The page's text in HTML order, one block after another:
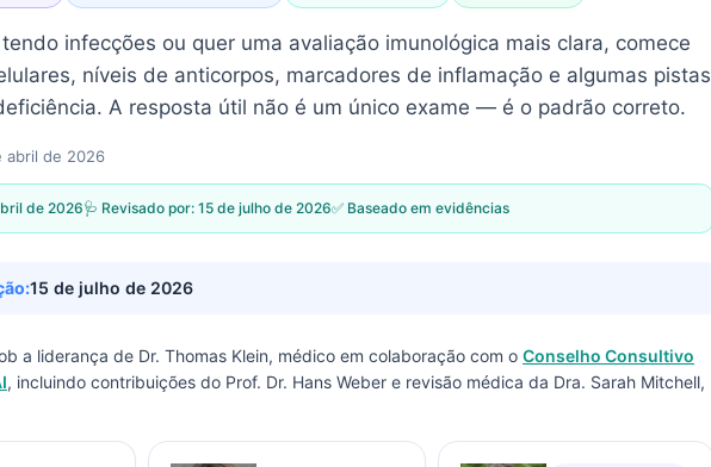
infecções ou quer uma avaliação imunológica mais clara, comece
níveis de anticorpos, marcadores de inflamação e algumas pistas
A resposta útil não é um único exame — é o padrão correto.
abril de 2026
de 2026🩺 Revisado por: 15 de julho de 2026✅ Baseado em evidências
15 de julho de 2026
a liderança de Dr. Thomas Klein, médico em colaboração com o Conselho Consultivo
, incluindo contribuições do Prof. Dr. Hans Weber e revisão médica da Dra. Sarah Mitchell,